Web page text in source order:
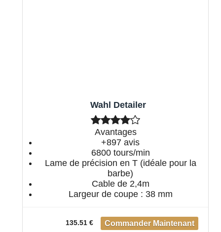
Wahl Detailer
Avantages
+897 avis
6800 tours/min
Lame de précision en T (idéale pour la
barbe)
Cable de 2,4m
Largeur de coupe : 38 mm
135.51 €